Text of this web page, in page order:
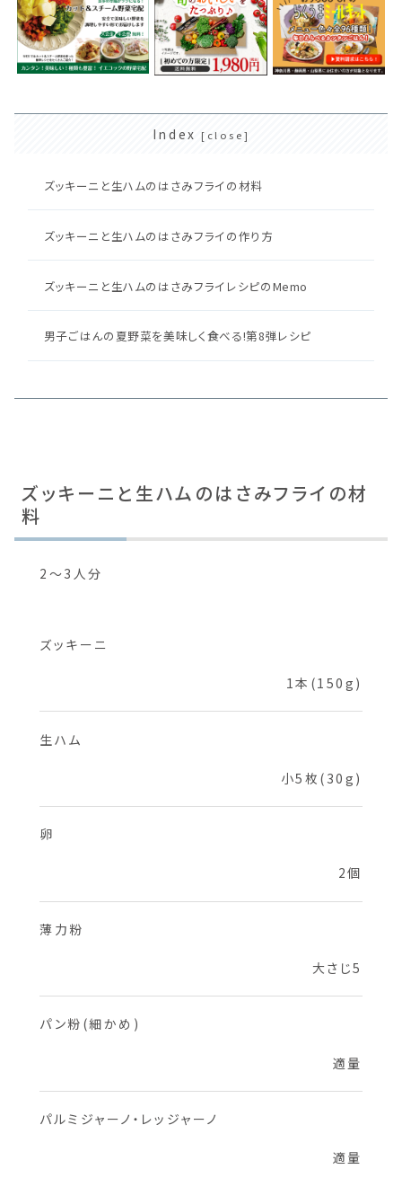
Index
ズッキーニと生ハムのはさみフライの材料
ズッキーニと生ハムのはさみフライの作り方
ズッキーニと生ハムのはさみフライレシピのMemo
男子ごはんの夏野菜を美味しく食べる!第8弾レシピ
ズッキーニと生ハムのはさみフライの材
料
2～3人分
ズッキーニ
1本(150g)
生ハム
小5枚(30g)
卵
2個
薄力粉
大さじ5
パン粉(細かめ)
適量
パルミジャーノ・レッジャーノ
適量